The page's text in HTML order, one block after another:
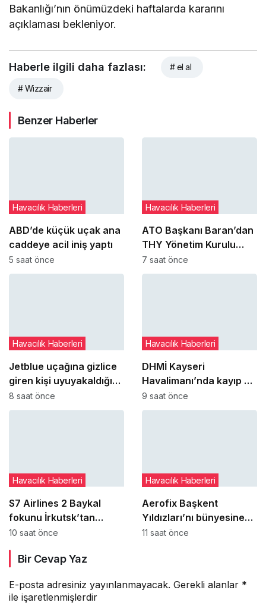
Bakanlığı’nın önümüzdeki haftalarda kararını
açıklaması bekleniyor.
Haberle ilgili daha fazlası: # el al
# Wizzair
Benzer Haberler
ABD’de küçük uçak ana
caddeye acil iniş yaptı
Havacılık Haberleri
5 saat önce
ATO Başkanı Baran’dan
THY Yönetim Kurulu
Başkanı Şeker’e ziyaret
Havacılık Haberleri
7 saat önce
Jetblue uçağına gizlice
giren kişi uyuyakaldığı
tuvalette yakalandı
Havacılık Haberleri
8 saat önce
DHMİ Kayseri
Havalimanı’nda kayıp ve
buluntu altın gümüş ve
değerli taşları satışa
Havacılık Haberleri
9 saat önce
S7 Airlines 2 Baykal
fokunu İrkutsk’tan
Moskova’ya taşıdı
Havacılık Haberleri
10 saat önce
Aerofix Başkent
Yıldızları’nı bünyesine
katıyor
Havacılık Haberleri
11 saat önce
Bir Cevap Yaz
E-posta adresiniz yayınlanmayacak. Gerekli alanlar *
ile işaretlenmişlerdir